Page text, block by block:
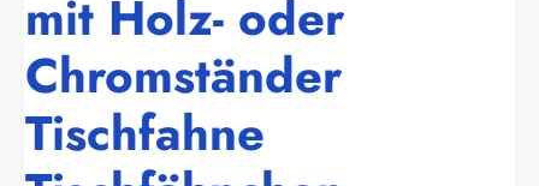
mit Holz- oder
Chromständer
Tischfahne